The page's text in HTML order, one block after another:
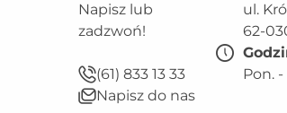
Napisz lub
zadzwoń!
(61) 833 13 33
Napisz do nas
ul.
62-
Pon. -